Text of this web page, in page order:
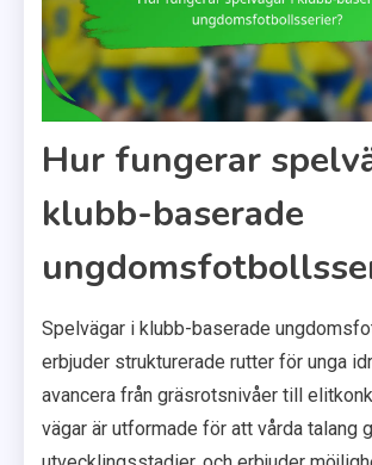
Hur fungerar
klubb-baserade
Spelvägar i klubb-baserade
erbjuder strukturerade rutter för unga
avancera från gräsrotsnivåer till
vägar är utformade för att vårda talang